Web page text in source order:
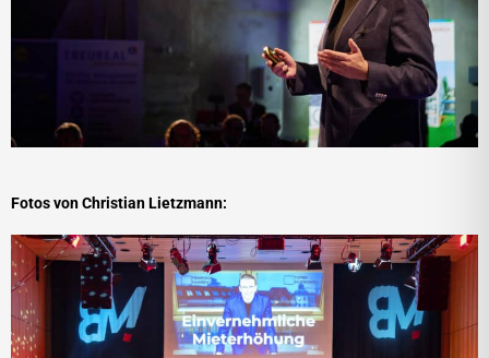
Fotos von Christian Lietzmann: